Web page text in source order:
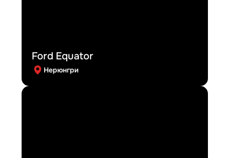
Ford Equator
Нерюнгри